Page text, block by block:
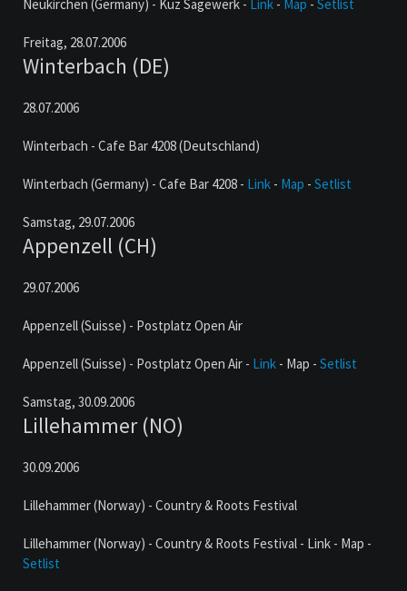
Neukirchen (Germany) - Kuz Sägewerk - Link- Map - Setlist
Freitag, 28.07.2006
Winterbach (DE)
28.07.2006
Winterbach - Cafe Bar 4208 (Deutschland)
Winterbach (Germany) - Cafe Bar 4208 - Link- Map - Setlist
Samstag, 29.07.2006
Appenzell (CH)
29.07.2006
Appenzell (Suisse) - Postplatz Open Air
Appenzell (Suisse) - Postplatz Open Air - Link- Map - Setlist
Samstag, 30.09.2006
Lillehammer (NO)
30.09.2006
Lillehammer (Norway) - Country & Roots Festival
Lillehammer (Norway) - Country & Roots Festival - Link - Map -
Setlist